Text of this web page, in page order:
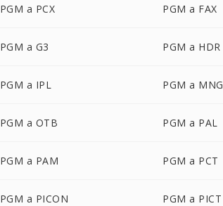
PGM a PCX PGM a FAX
PGM a G3 PGM a HDR
PGM a IPL PGM a MNG
PGM a OTB PGM a PAL
PGM a PAM PGM a PCT
PGM a PICON PGM a PICT